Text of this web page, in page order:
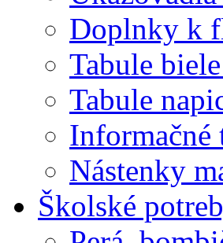
Doplnky k
Tabule
Tabule
Informačné
Nástenky
Školské